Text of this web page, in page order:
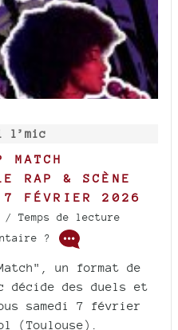
l’mic
RAP & SCÈNE
7 FÉVRIER 2026
/ Temps de lecture
?
un format de
des duels et
samedi 7 février
(Toulouse).